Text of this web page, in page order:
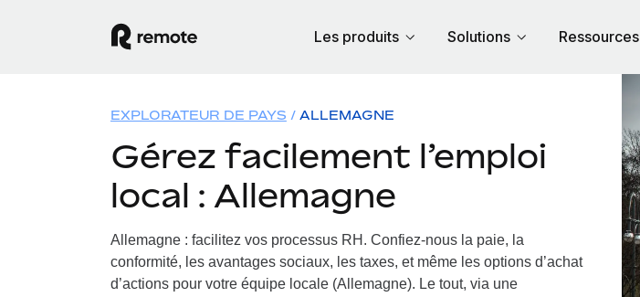
Les produits Solutions Ressources
EXPLORATEUR DE PAYS ALLEMAGNE
Gérez facilement l’emploi
local : Allemagne
Allemagne : facilitez vos processus RH. Confiez-nous la paie, la
conformité, les avantages sociaux, les taxes, et même les options d’achat
d’actions pour votre équipe locale (Allemagne). Le tout, via une